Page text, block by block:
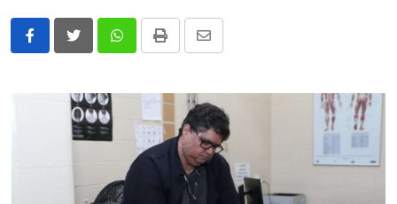
WhatsappPrint
Share
Email